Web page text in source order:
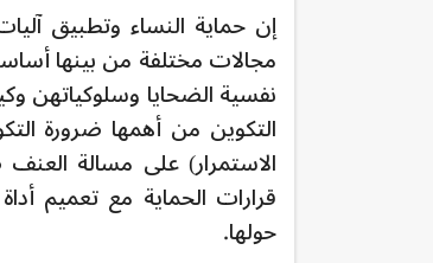
إن حماية النساء وتطبيق
مجالات مختلفة من بينها
نفسية الضحايا وسلوكياتهن
التكوين من أهمها ضرورة
قرارات الحماية مع تعميم
حولها.